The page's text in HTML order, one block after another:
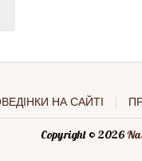
НА САЙТІ
Copyright © 2026